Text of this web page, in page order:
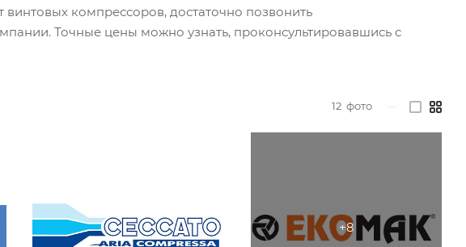
компрессоров, достаточно позвонить
Точные цены можно узнать, проконсультировавшись с
12 фото